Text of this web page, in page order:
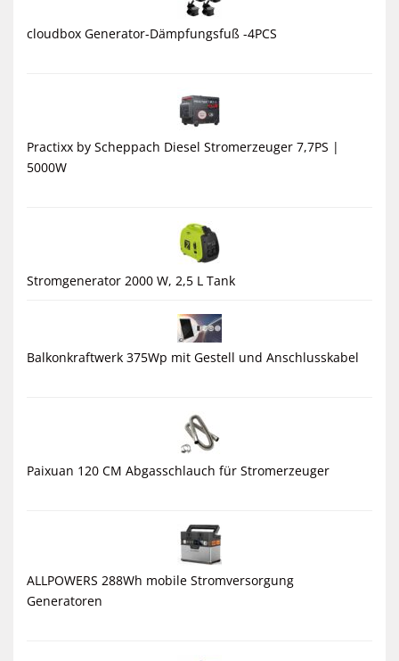
cloudbox Generator-Dämpfungsfuß -4PCS
Practixx by Scheppach Diesel Stromerzeuger 7,7PS |
5000W
Stromgenerator 2000 W, 2,5 L Tank
Balkonkraftwerk 375Wp mit Gestell und Anschlusskabel
Paixuan 120 CM Abgasschlauch für Stromerzeuger
ALLPOWERS 288Wh mobile Stromversorgung
Generatoren